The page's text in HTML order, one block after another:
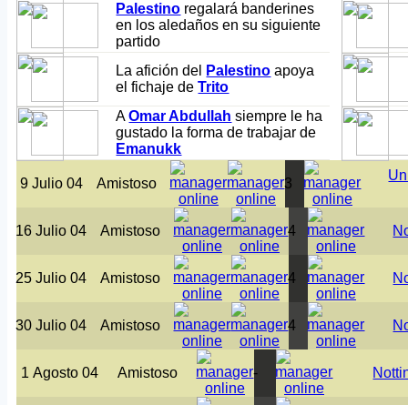
Palestino regalará banderines
en los aledaños en su siguiente
partido
La afición del
Palestino apoya
el fichaje deTrito
AOmar Abdullah siempre le ha
gustado la forma de trabajar de
Emanukk
9 Julio 04 Amistoso 3
16 Julio 04 Amistoso 4
25 Julio 04 Amistoso 4
30 Julio 04 Amistoso 4
1 Agosto 04 Amistoso -